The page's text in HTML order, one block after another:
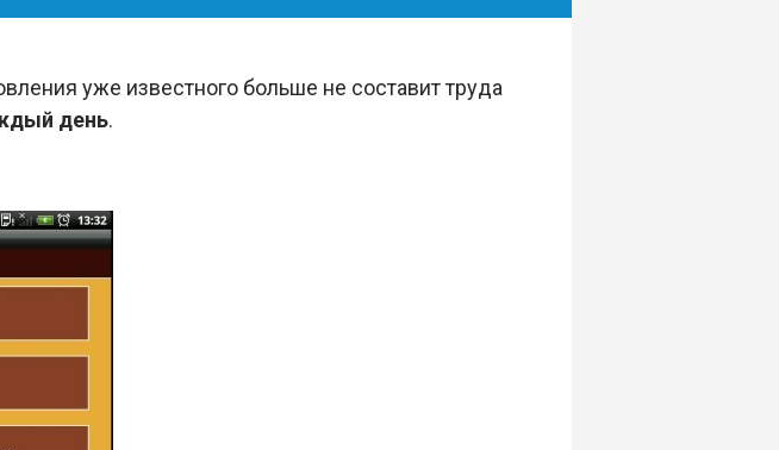
уже известного больше не составит труда
день.